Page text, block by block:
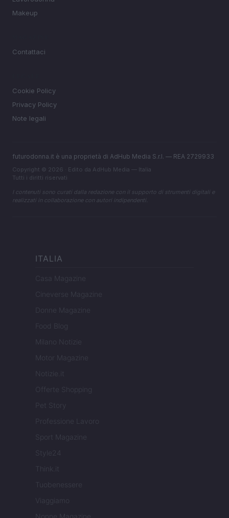
Makeup
Contattaci
Cookie Policy
Privacy Policy
Note legali
futurodonna.it è una proprietà di AdHub Media S.r.l. — REA 2729933
Copyright © 2026 · Edito da AdHub Media — Italia
Tutti i diritti riservati
I contenuti sono curati dalla redazione con il supporto di strumenti digitali e
realizzati in collaborazione con autori indipendenti.
ITALIA
Casa Magazine
Cineverse Magazine
Donne Magazine
Food Blog
Milano Notizie
Motor Magazine
Notizie.it
Offerte Shopping
Pet Story
Professione Lavoro
Sport Magazine
Style24
Think.it
Tuobenessere
Viaggiamo